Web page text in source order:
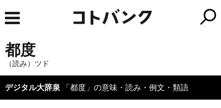
都度
（読み）ツド
デジタル大辞泉 「都度」の意味・読み・例文・類語